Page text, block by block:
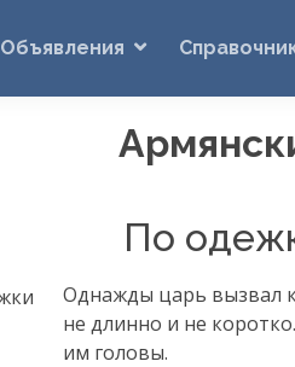
Объявления
По
Однажды царь вызвал к
не длинно и не
им головы.